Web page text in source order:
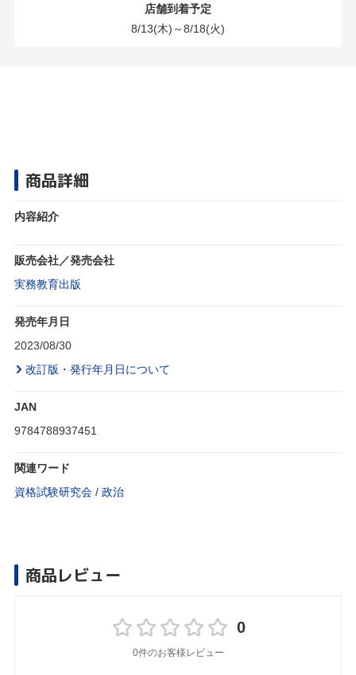
店舗到着予定
8/13(木)～8/18(火)
商品詳細
内容紹介
販売会社／発売会社
実務教育出版
発売年月日
2023/08/30
改訂版・発行年月日について
JAN
9784788937451
関連ワード
資格試験研究会 / 政治
商品レビュー
0
0件のお客様レビュー